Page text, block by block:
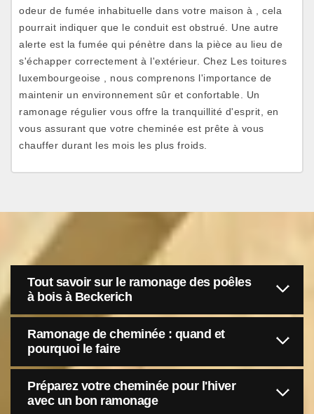
odeur de fumée inhabituelle dans votre maison à , cela
pourrait indiquer que le conduit est obstrué. Une autre
alerte est la fumée qui pénètre dans la pièce au lieu de
s'échapper correctement à l'extérieur. Chez Les toitures
luxembourgeoise , nous comprenons l'importance de
maintenir un environnement sûr et confortable. Un
ramonage régulier vous offre la tranquillité d'esprit, en
vous assurant que votre cheminée est prête à vous
chauffer durant les mois les plus froids.
Tout savoir sur le ramonage des poêles
à bois à Beckerich
Ramonage de cheminée : quand et
pourquoi le faire
Préparez votre cheminée pour l'hiver
avec un bon ramonage